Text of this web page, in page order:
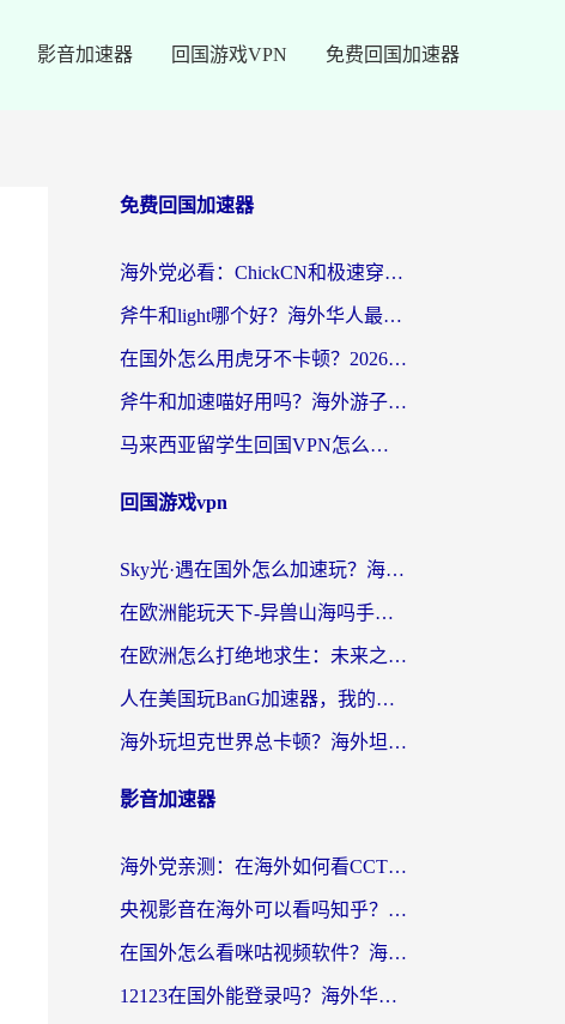
影音加速器 回国游戏VPN 免费回国加速器
免费回国加速器
海外党必看：ChickCN和极速穿梭VPN好用吗？3招教你选对回国加速器无缝刷国内资源
斧牛和light哪个好？海外华人最关心的回国加速器选择难题，一篇讲透
在国外怎么用虎牙不卡顿？2026海外华人亲测有效的回国加速器选择指南
斧牛和加速喵好用吗？海外游子的真实选择困境
马来西亚留学生回国VPN怎么选？3个避坑点+1款实测好用的加速器推荐
回国游戏vpn
Sky光·遇在国外怎么加速玩？海外党亲测有效的国服游戏加速指南
在欧洲能玩天下-异兽山海吗手游？海外玩家的加速器生存指南
在欧洲怎么打绝地求生：未来之役不卡？留学生亲测的加速器避坑指南
人在美国玩BanG加速器，我的延迟终于绿了
海外玩坦克世界总卡顿？海外坦克世界加速器有哪些？实测好用的选择在这里
影音加速器
海外党亲测：在海外如何看CCTV？告别“仅限大陆播放”的实用指南
央视影音在海外可以看吗知乎？留学生亲测：3步解决地域限制+追剧自由
在国外怎么看咪咕视频软件？海外党亲测有效的回国加速方案
12123在国外能登录吗？海外华人必看的回国加速实用指南